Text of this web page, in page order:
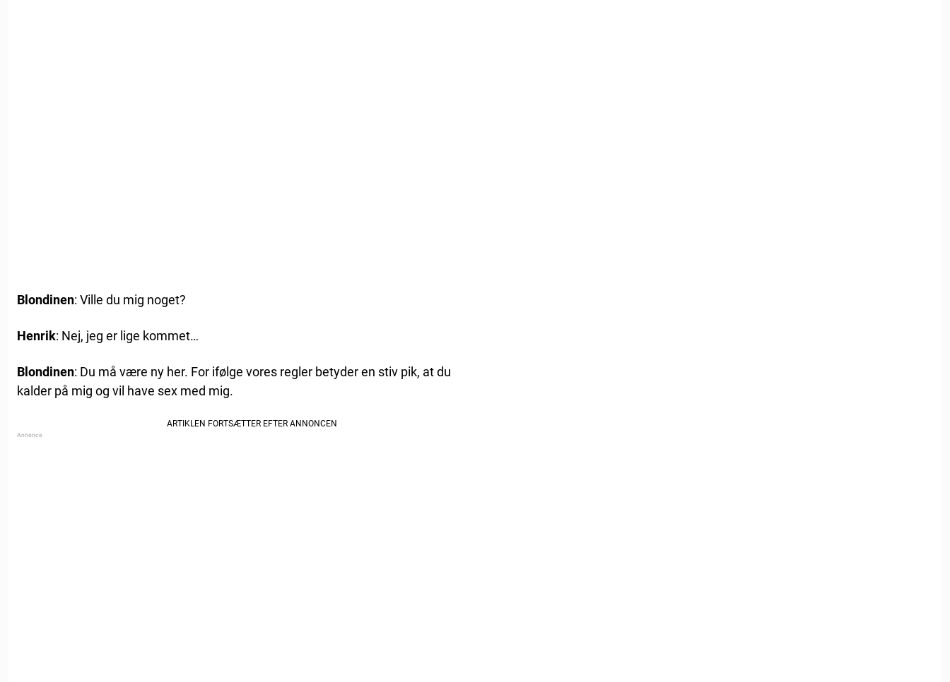
Blondinen: Ville du mig noget?
Henrik: Nej, jeg er lige kommet…
Blondinen: Du må være ny her. For ifølge vores regler betyder en stiv pik, at du
kalder på mig og vil have sex med mig.